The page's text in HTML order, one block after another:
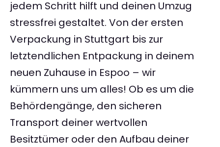
jedem Schritt hilft und deinen Umzug
stressfrei gestaltet. Von der ersten
Verpackung in Stuttgart bis zur
letztendlichen Entpackung in deinem
neuen Zuhause in Espoo – wir
kümmern uns um alles! Ob es um die
Behördengänge, den sicheren
Transport deiner wertvollen
Besitztümer oder den Aufbau deiner